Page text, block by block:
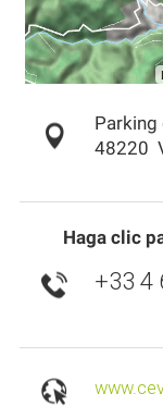
Parking
48220
Haga clic
+33 4